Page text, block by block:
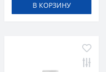
В КОРЗИНУ